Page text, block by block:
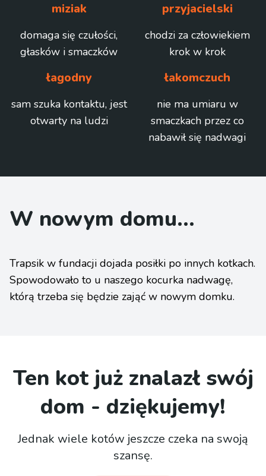
miziak
domaga się czułości,
głasków i smaczków
przyjacielski
chodzi za człowiekiem
krok w krok
łagodny
sam szuka kontaktu, jest
otwarty na ludzi
łakomczuch
nie ma umiaru w
smaczkach przez co
nabawił się nadwagi
W nowym domu...
Trapsik w fundacji dojada posiłki po innych kotkach.
Spowodowało to u naszego kocurka nadwagę,
którą trzeba się będzie zająć w nowym domku.
Ten kot już znalazł swój
dom - dziękujemy!
Jednak wiele kotów jeszcze czeka na swoją
szansę.